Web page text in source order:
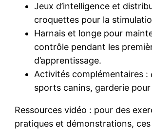
Jeux d’intelligence et
croquettes pour la
Harnais et longe pour
contrôle pendant les
d’apprentissage.
Activités complémentaires :
sports canins, garderie
Ressources vidéo : pour des
pratiques et démonstrations,